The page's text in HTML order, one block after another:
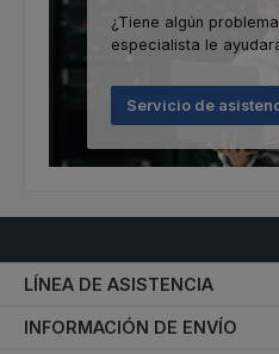
¿Tiene algún
especialista le
Servicio de
LÍNEA DE ASISTENCIA
INFORMACIÓN DE ENVÍO